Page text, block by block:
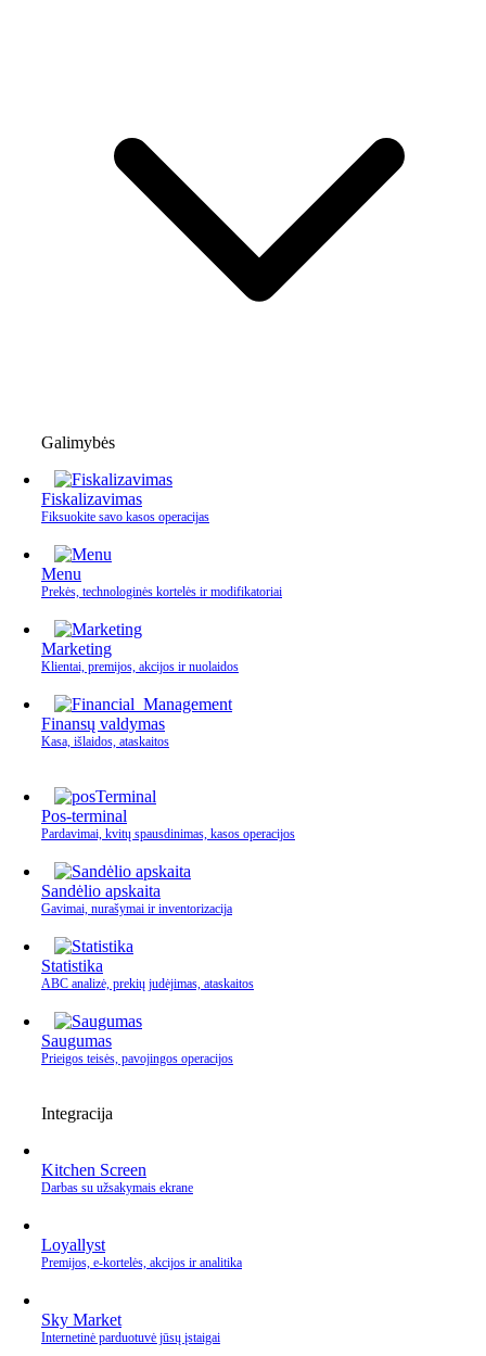
Galimybės
Fiskalizavimas
Fiksuokite savo kasos operacijas
Menu
Prekės, technologinės kortelės ir modifikatoriai
Marketing
Klientai, premijos, akcijos ir nuolaidos
Finansų valdymas
Kasa, išlaidos, ataskaitos
Pos-terminal
Pardavimai, kvitų spausdinimas, kasos operacijos
Sandėlio apskaita
Gavimai, nurašymai ir inventorizacija
Statistika
ABC analizė, prekių judėjimas, ataskaitos
Saugumas
Prieigos teisės, pavojingos operacijos
Integracija
Kitchen Screen
Darbas su užsakymais ekrane
Loyallyst
Premijos, e‑kortelės, akcijos ir analitika
Sky Market
Internetinė parduotuvė jūsų įstaigai